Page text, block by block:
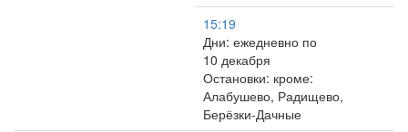
15:19
Дни: ежедневно по
10 декабря
Остановки: кроме:
Алабушево, Радищево,
Берёзки-Дачные